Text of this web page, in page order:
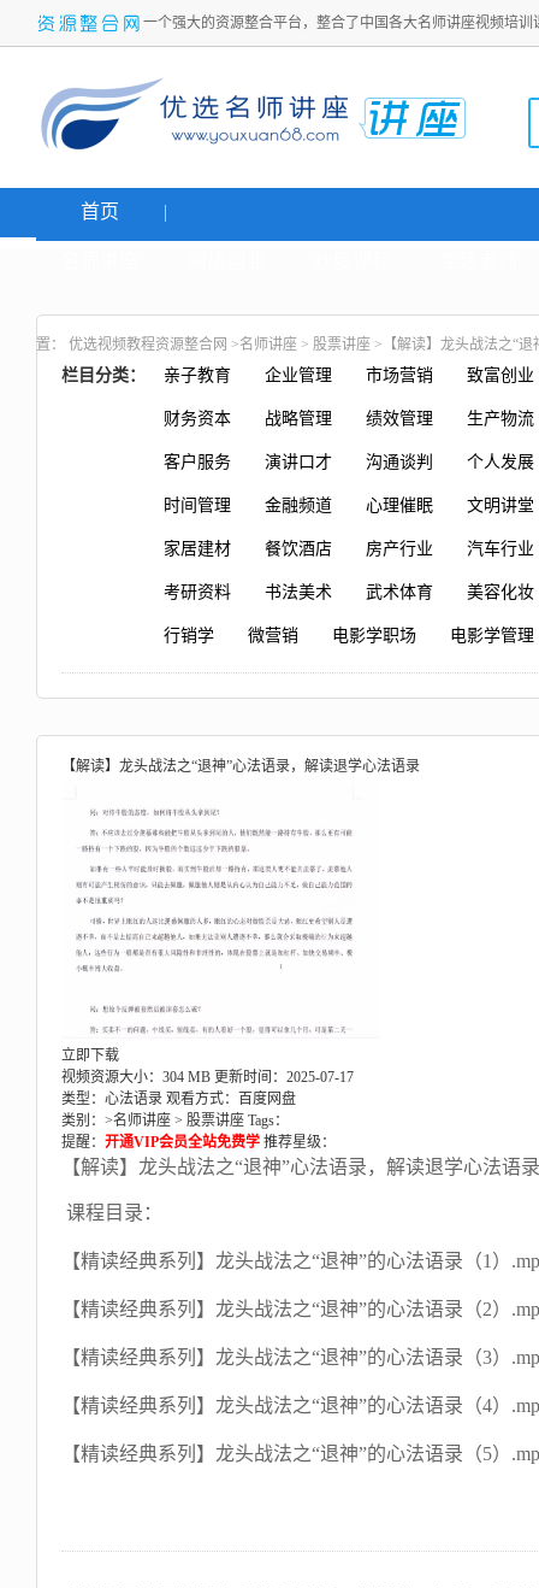
一个强大的资源整合平台，整合了中国各大名师讲座视频培
首页
置： 优选视频教程资源整合网 >名师讲座 > 股票讲座 >【解读】龙头战法之“
栏目分类： 亲子教育 企业管理 市场营销 致富创业
财务资本 战略管理 绩效管理 生产物流
客户服务 演讲口才 沟通谈判 个人发展
时间管理 金融频道 心理催眠 文明讲堂
家居建材 餐饮酒店 房产行业 汽车行业
考研资料 书法美术 武术体育 美容化妆
行销学 微营销 电影学职场 电影学管理
【解读】龙头战法之“退神”心法语录，解读退学心法语录
立即下载
视频资源大小：304 MB 更新时间：2025-07-17
类型：心法语录 观看方式：百度网盘
类别：>名师讲座 > 股票讲座 Tags：
提醒： 开通VIP会员全站免费学 推荐星级：
【解读】龙头战法之“退神”心法语录，解读退学心法语
课程目录：
【精读经典系列】龙头战法之“退神”的心法语录（1）
【精读经典系列】龙头战法之“退神”的心法语录（2）
【精读经典系列】龙头战法之“退神”的心法语录（3）
【精读经典系列】龙头战法之“退神”的心法语录（4）
【精读经典系列】龙头战法之“退神”的心法语录（5）